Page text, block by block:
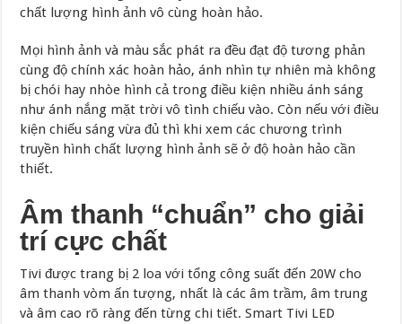
chất lượng hình ảnh vô cùng hoàn hảo.
Mọi hình ảnh và màu sắc phát ra đều đạt độ tương phản
cùng độ chính xác hoàn hảo, ánh nhìn tự nhiên mà không
bị chói hay nhòe hình cả trong điều kiện nhiều ánh sáng
như ánh nắng mặt trời vô tình chiếu vào. Còn nếu với điều
kiện chiếu sáng vừa đủ thì khi xem các chương trình
truyền hình chất lượng hình ảnh sẽ ở độ hoàn hảo cần
thiết.
Âm thanh “chuẩn” cho giải
trí cực chất
Tivi được trang bị 2 loa với tổng công suất đến 20W cho
âm thanh vòm ấn tượng, nhất là các âm trầm, âm trung
và âm cao rõ ràng đến từng chi tiết. Smart Tivi LED